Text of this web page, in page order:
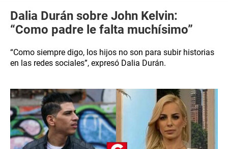
Dalia Durán sobre John Kelvin:
“Como padre le falta muchísimo”
“Como siempre digo, los hijos no son para subir historias
en las redes sociales”, expresó Dalia Durán.